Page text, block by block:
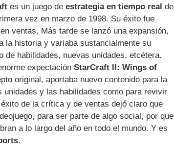
es un juego de estrategia en tiempo real de
vez en marzo de 1998. Su éxito fue
ventas. Más tarde se lanzó una expansión,
la historia y variaba sustancialmente su
de habilidades, nuevas unidades, etcétera.
expectación StarCraft II: Wings of
original, aportaba nuevo contenido para la
y las habilidades como para revivir
de la crítica y de ventas dejó claro que
para ser parte de algo social, por que
a lo largo del año en todo el mundo. Y es
.